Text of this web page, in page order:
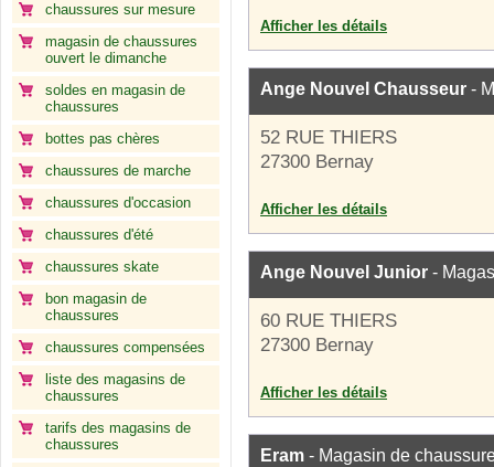
chaussures sur mesure
magasin de chaussures
ouvert le dimanche
soldes en magasin de
chaussures
bottes pas chères
chaussures de marche
chaussures d'occasion
chaussures d'été
chaussures skate
bon magasin de
chaussures
chaussures compensées
liste des magasins de
chaussures
tarifs des magasins de
chaussures
Afficher les détails
Ange Nouvel Chausseur -
52 RUE THIERS
27300 Bernay
Afficher les détails
Ange Nouvel Junior -
60 RUE THIERS
27300 Bernay
Afficher les détails
Eram - Magasin de